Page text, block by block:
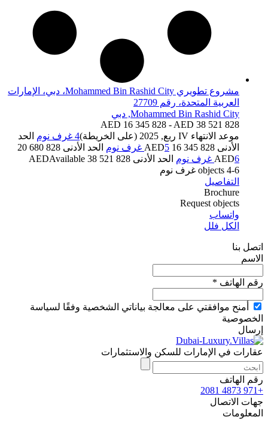
مشروع تطويري Mohammed Bin Rashid City، دبي، الإمارات
العربية المتحدة، رقم 27709
Mohammed Bin Rashid City, دبي
AED 16 345 828 - AED 38 521 828
موعد الانتهاء IV ربع, 2025 (على الخريطة) 4 غرف نوم
الحد
الأدنى 16 345 828 AED
5 غرف نوم
الحد الأدنى 20 680 828
AED6 غرف نوم الحد الأدنى 38 521 828 AED
Available
objects 4-6 غرف نوم
التفاصيل
Brochure
Request objects
واتساب
الكل فلل
اتصل بنا
الاسم
رقم الهاتف *
أمنح موافقتي على معالجة بياناتي الشخصية وفقًا لسياسة
الخصوصية
إرسال
عقارات في الإمارات للسكن والاستثمارات
رقم الهاتف
+971 4873 2081
جهات الاتصال
المعلومات